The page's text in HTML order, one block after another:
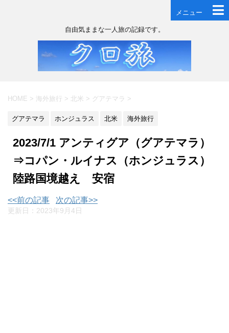
メニュー
自由気ままな一人旅の記録です。
HOME > 海外旅行 > 北米 > グアテマラ >
グアテマラ ホンジュラス 北米 海外旅行
2023/7/1 アンティグア（グアテマラ）
⇒コパン・ルイナス（ホンジュラス）
陸路国境越え 安宿
<<前の記事 次の記事>>
更新日： 2023年9月4日